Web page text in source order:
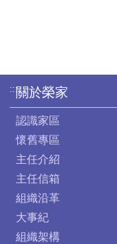
:::關於榮家
認識家區
懷舊專區
主任介紹
主任信箱
組織沿革
大事紀
組織架構